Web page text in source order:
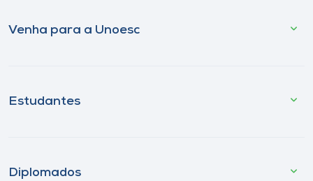
Venha para a Unoesc
Estudantes
Diplomados